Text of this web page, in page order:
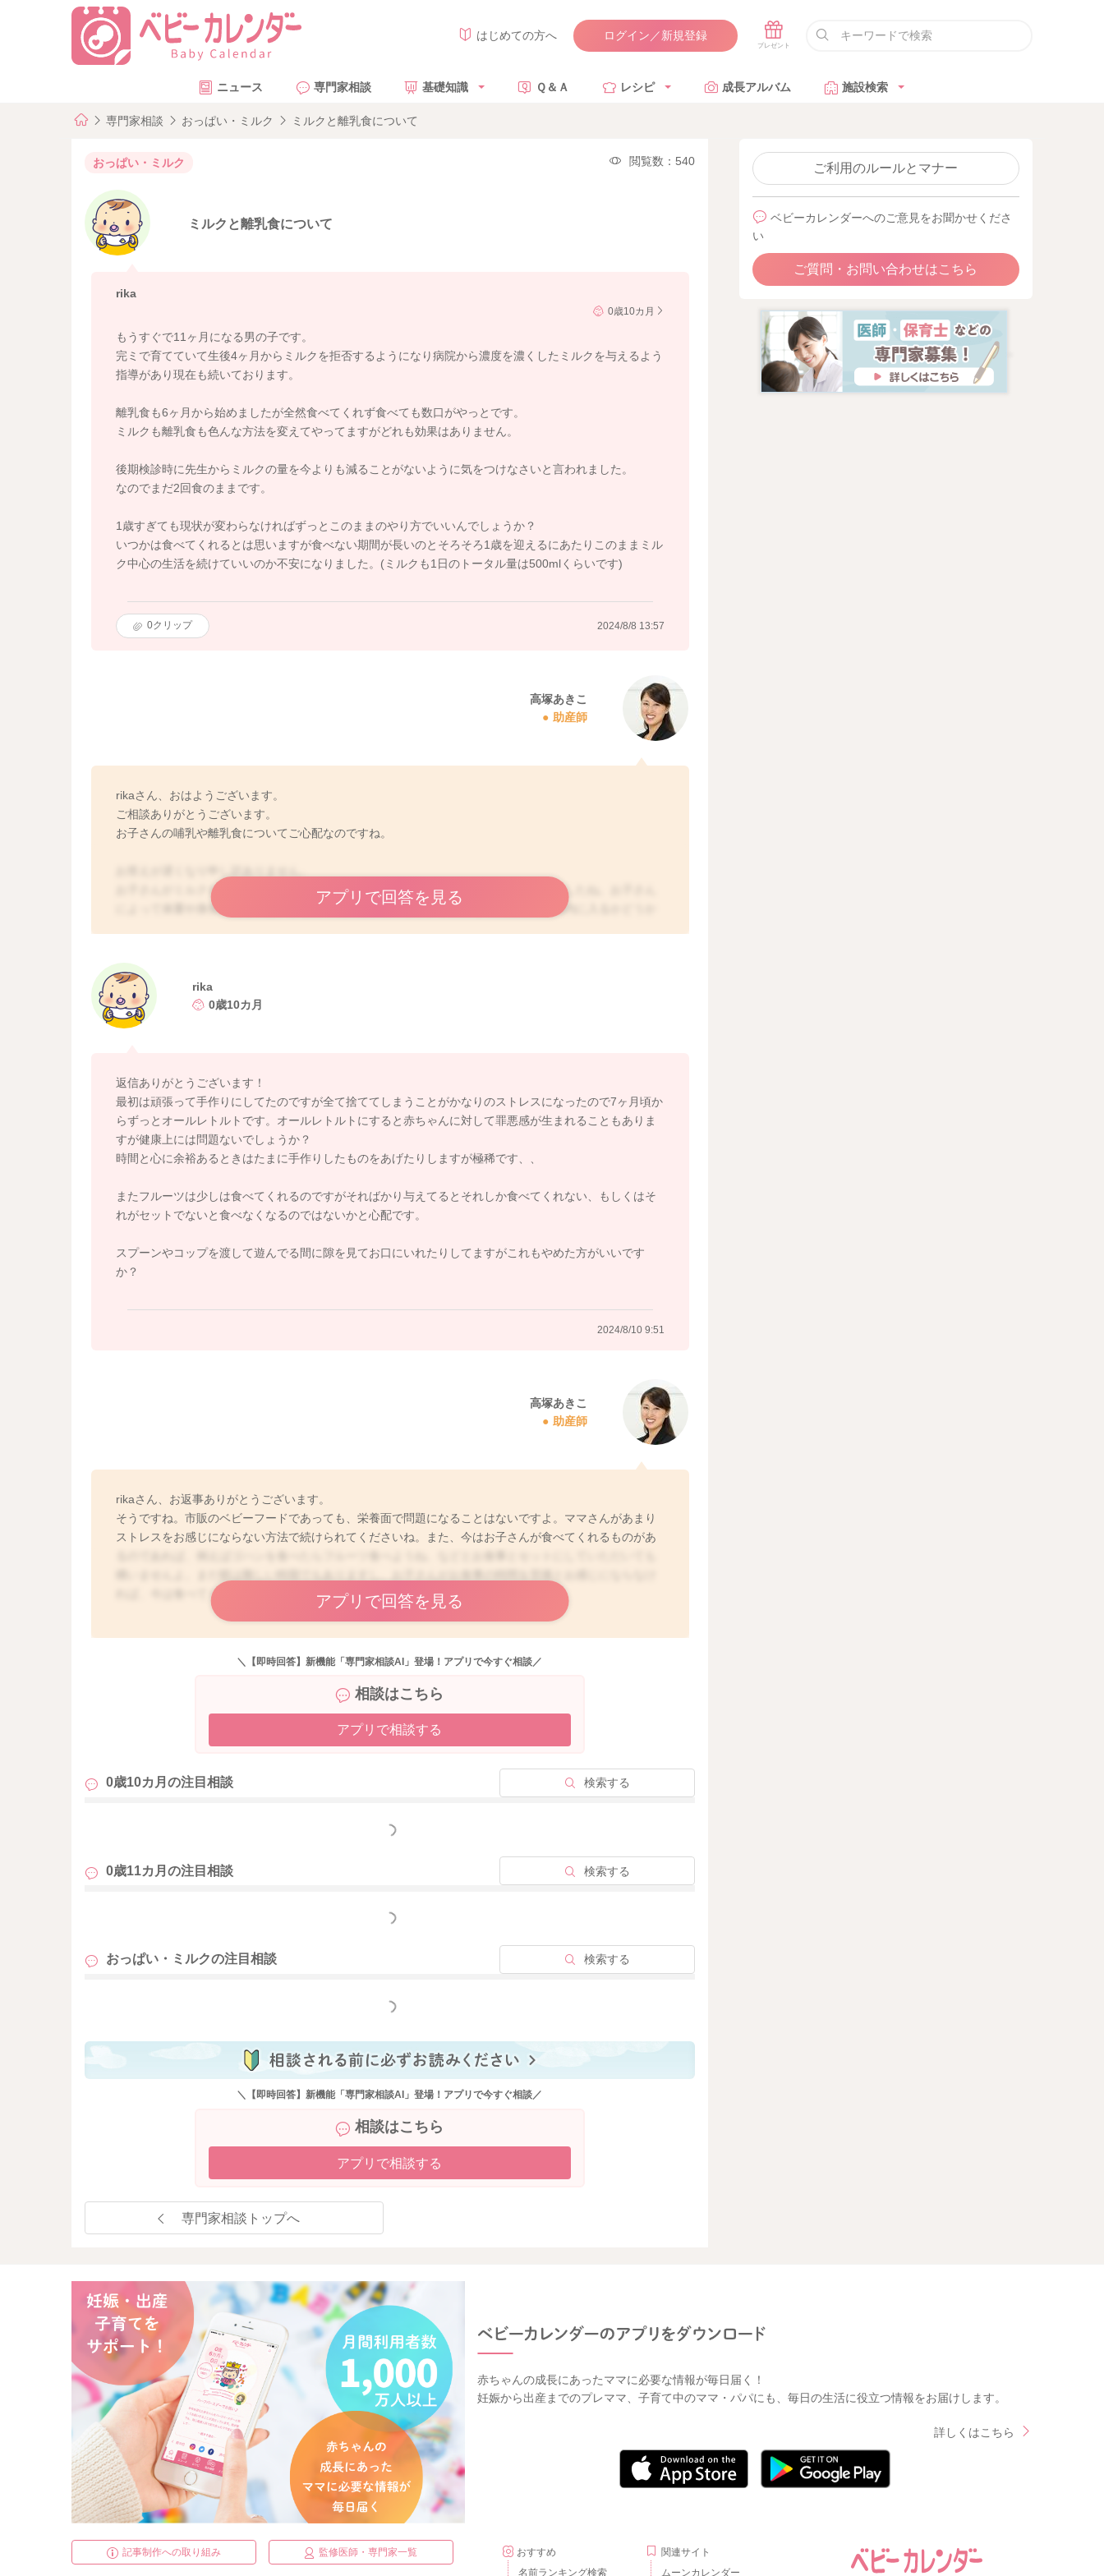
はじめての方へ ログイン／新規登録
ニュース 専門家相談 基礎知識 Ｑ＆Ａ レシピ 成長アルバム 施設検索
専門家相談 おっぱい・ミルク ミルクと離乳食について
おっぱい・ミルク 閲覧数：540
ミルクと離乳食について
rika
0歳10カ月
もうすぐで11ヶ月になる男の子です。
完ミで育てていて生後4ヶ月からミルクを拒否するようになり病院から濃度を濃くしたミルクを与えるよう
指導があり現在も続いております。
離乳食も6ヶ月から始めましたが全然食べてくれず食べても数口がやっとです。
ミルクも離乳食も色んな方法を変えてやってますがどれも効果はありません。
後期検診時に先生からミルクの量を今よりも減ることがないように気をつけなさいと言われました。
なのでまだ2回食のままです。
1歳すぎても現状が変わらなければずっとこのままのやり方でいいんでしょうか？
いつかは食べてくれるとは思いますが食べない期間が長いのとそろそろ1歳を迎えるにあたりこのままミル
ク中心の生活を続けていいのか不安になりました。(ミルクも1日のトータル量は500mlくらいです)
0クリップ 2024/8/8 13:57
高塚あきこ
助産師
rikaさん、おはようございます。
ご相談ありがとうございます。
お子さんの哺乳や離乳食についてご心配なのですね。
お子さんがミルクもあまり飲んでくれず、離乳食も食べないことが多くご心配になりましたね。お子さん
によって体重や身長の発育には、かなりの個人差があります。いわゆる成長曲線の範囲内に入るかどうか
よくありますよ。小さめのお子さんであっても、お子さんになりの発育が見られ、体重増加が緩やかでも
確認できるのであれば、ご様子を見ても問題ないこともあります。ママさんとしては、お子さんの体重が
ご心配な上に、なかなか飲んでくれないととても焦ってしまうことがありますね。お気持ちよくわかりま
すよ。ですが、食への興味や意欲には個人差があります。あまり食べる意欲がなかったり、お食事の時間
しいと思えるようになさるといいかもしれませんね。今はまだ固形のものを召し上がるのに慣れていく時
期なので、吐き戻してしまったり、なかなか進まないようであれば、離乳食の形状を少し戻して頂いても
良いですよ。次第に顎の力もついてきて、お子さんなりのペースで徐々に硬いものや繊維質のものなども
食べられるようになってきますよ。焦らずに進めてみてくださいね。また、なかなか進まない時には、ベ
ビーフードなどで対応していただいても良いですよ。目先が変われば食べるようになってくれることもあ
一生懸命作られても、捨てる量の方が多かったりして、とてもしんどい時期と思いますが、少しでも食べ
てくれる方法を探してみてくださいね。また、一般的には、1歳を過ぎれば、ミルクからの栄養よりも、離
まいます。ミルクとしてあまり飲まなくても、上手に離乳食の栄養へ移行していければいいと思います
よ。もし、ミルクをあまり飲まないのでしたら、フォローアップミルクに切り替えてもいいかもしれませ
てあげるなど、お子さんが食べやすい方法に工夫してみてもいいかもしれませんね。よろしければお試し
アプリで回答を見る
2024/8/10 7:40
rika
0歳10カ月
返信ありがとうございます！
最初は頑張って手作りにしてたのですが全て捨ててしまうことがかなりのストレスになったので7ヶ月頃か
らずっとオールレトルトです。オールレトルトにすると赤ちゃんに対して罪悪感が生まれることもありま
すが健康上には問題ないでしょうか？
時間と心に余裕あるときはたまに手作りしたものをあげたりしますが極稀です、、
またフルーツは少しは食べてくれるのですがそればかり与えてるとそれしか食べてくれない、もしくはそ
れがセットでないと食べなくなるのではないかと心配です。
スプーンやコップを渡して遊んでる間に隙を見てお口にいれたりしてますがこれもやめた方がいいです
か？
2024/8/10 9:51
高塚あきこ
助産師
rikaさん、お返事ありがとうございます。
そうですね。市販のベビーフードであっても、栄養面で問題になることはないですよ。ママさんがあまり
ストレスをお感じにならない方法で続けられてくださいね。また、今はお子さんが食べてくれるものがあ
れば、今は食べてくれることを優先していただいても良いと思いますよ。
アプリで回答を見る
＼【即時回答】新機能「専門家相談AI」登場！アプリで今すぐ相談／
相談はこちら
アプリで相談する
0歳10カ月の注目相談 検索する
もっと見る
0歳11カ月の注目相談 検索する
もっと見る
おっぱい・ミルクの注目相談 検索する
もっと見る
＼【即時回答】新機能「専門家相談AI」登場！アプリで今すぐ相談／
相談はこちら
アプリで相談する
専門家相談トップへ
ご利用のルールとマナー
ベビーカレンダーへのご意見をお聞かせくださ
い
ご質問・お問い合わせはこちら
赤ちゃんの成長にあったママに必要な情報が毎日届く！
妊娠から出産までのプレママ、子育て中のママ・パパにも、毎日の生活に役立つ情報をお届けします。
詳しくはこちら
記事制作への取り組み 監修医師・専門家一覧
おすすめ
名前ランキング検索
関連サイト
ムーンカレンダー